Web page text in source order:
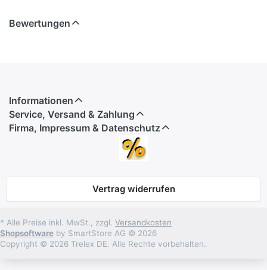
Bewertungen
Informationen
Service, Versand & Zahlung
Firma, Impressum & Datenschutz
Vertrag widerrufen
* Alle Preise inkl. MwSt., zzgl. Versandkosten
Shopsoftware by SmartStore AG © 2026
Copyright © 2026 Trelex DE. Alle Rechte vorbehalten.